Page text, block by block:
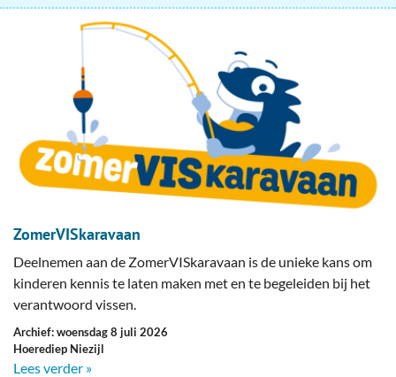
ZomerVISkaravaan
Deelnemen aan de ZomerVISkaravaan is de unieke kans om
kinderen kennis te laten maken met en te begeleiden bij het
verantwoord vissen.
Archief: woensdag 8 juli 2026
Hoerediep Niezijl
Lees verder »